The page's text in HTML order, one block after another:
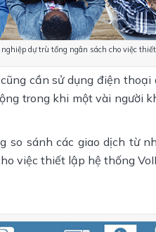
dự trù tổng ngân sách cho việc thiết
cần sử dụng điện thoại
trong khi một vài người
so sánh các giao dịch từ
việc thiết lập hệ thống